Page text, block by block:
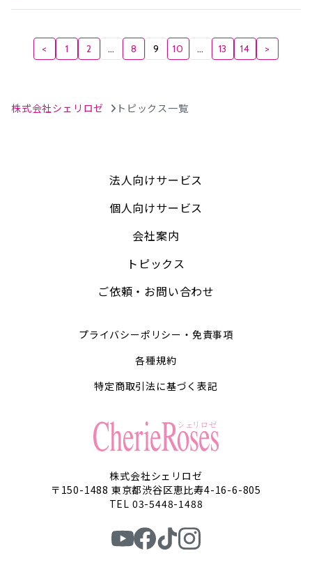
株式会社シェリロゼ トピックス一覧
< 1 2 … 8 9 10 … 13 14 >
法人向けサービス
個人向けサービス
会社案内
トピックス
ご依頼・お問い合わせ
プライバシーポリシー・免責事項
各種規約
特定商取引法に基づく表記
株式会社シェリロゼ
〒150-1488 東京都渋谷区恵比寿4-16-6-805
TEL 03-5448-1488